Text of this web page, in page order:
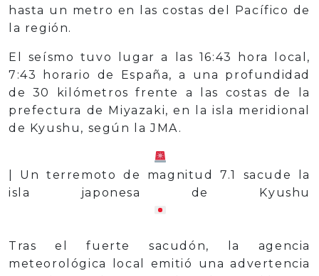
hasta un metro en las costas del Pacífico de
la región.
El seísmo tuvo lugar a las 16:43 hora local,
7:43 horario de España, a una profundidad
de 30 kilómetros frente a las costas de la
prefectura de Miyazaki, en la isla meridional
de Kyushu, según la JMA.
| Un terremoto de magnitud 7.1 sacude la
isla japonesa de Kyushu
Tras el fuerte sacudón, la agencia
meteorológica local emitió una advertencia